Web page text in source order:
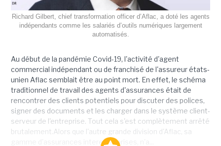
Richard Gilbert, chief transformation officer d’Aflac, a doté les agents
indépendants comme les salariés d’outils numériques largement
automatisés.
Au début de la pandémie Covid-19, l'activité d'agent
commercial indépendant ou de franchisé de l'assureur états-
unien Aflac semblait être au point mort. En effet, le schéma
traditionnel de travail des agents d'assurances était de
rencontrer des clients potentiels pour discuter des polices,
signer des documents et les charger dans le système client-
serveur de l'entreprise. Tout cela s'est complètement arrêté
brutalement.Alors que l'autre grande division d'Aflac, sa
gamme d'assurances interentreprises, n'a...